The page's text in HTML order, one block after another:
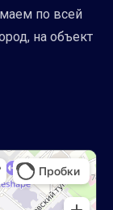
по всей
на объект